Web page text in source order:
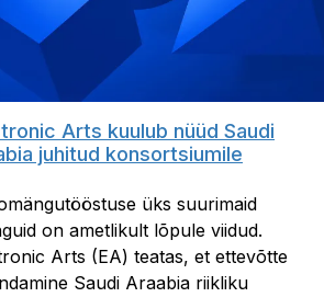
Arts kuulub nüüd Saudi
juhitud konsortsiumile
üks suurimaid
on ametlikult lõpule viidud.
Arts (EA) teatas, et ettevõtte
Saudi Araabia riikliku